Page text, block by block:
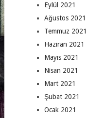
Eylül 2021
Ağustos 2021
Temmuz 2021
Haziran 2021
Mayıs 2021
Nisan 2021
Mart 2021
Şubat 2021
Ocak 2021